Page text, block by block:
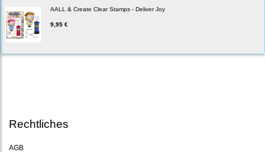
AALL & Create Clear Stamps - Deliver Joy
9,95 €
Rechtliches
AGB